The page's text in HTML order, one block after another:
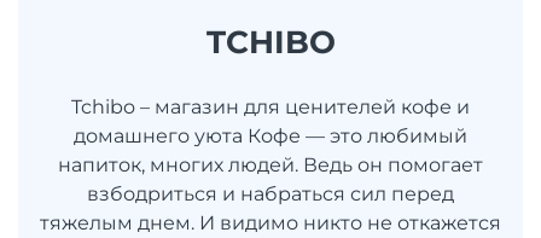
TCHIBO
Tchibo – магазин для ценителей кофе и
домашнего уюта Кофе — это любимый
напиток, многих людей. Ведь он помогает
взбодриться и набраться сил перед
тяжелым днем. И видимо никто не откажется